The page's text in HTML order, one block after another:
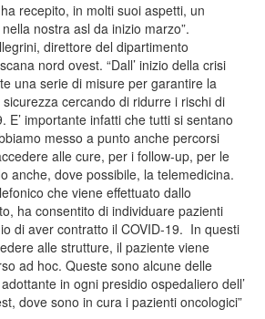
recepito, in molti suoi aspetti, un
nostra asl da inizio marzo”.
direttore del dipartimento
nord ovest. “Dall’ inizio della crisi
una serie di misure per garantire la
cercando di ridurre i rischi di
E’ importante infatti che tutti si sentano
messo a punto anche percorsi
alle cure, per i follow-up, per le
anche, dove possibile, la telemedicina.
che viene effettuato dallo
ha consentito di individuare pazienti
di aver contratto il COVID-19. In questi
alle strutture, il paziente viene
ad hoc. Queste sono alcune delle
in ogni presidio ospedaliero dell’
dove sono in cura i pazienti oncologici”